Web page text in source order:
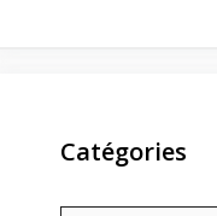
Catégories